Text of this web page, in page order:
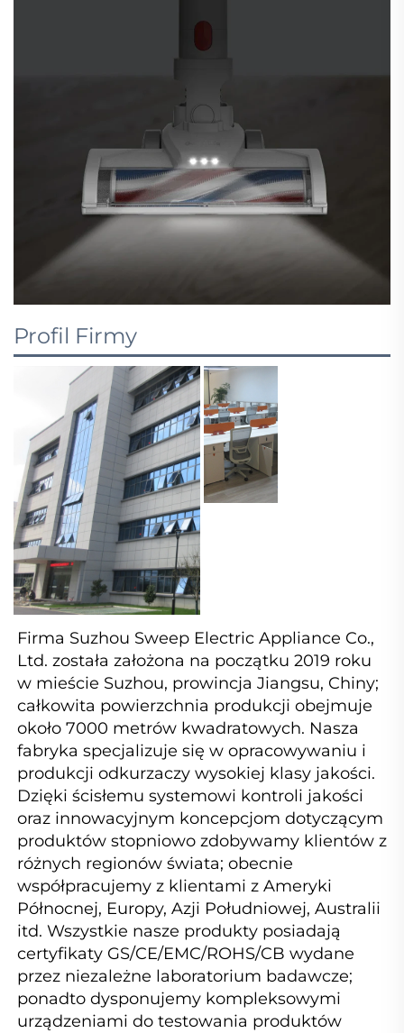
Profil Firmy
Firma Suzhou Sweep Electric Appliance Co.,
Ltd. została założona na początku 2019 roku
w mieście Suzhou, prowincja Jiangsu, Chiny;
całkowita powierzchnia produkcji obejmuje
około 7000 metrów kwadratowych. Nasza
fabryka specjalizuje się w opracowywaniu i
produkcji odkurzaczy wysokiej klasy jakości.
Dzięki ścisłemu systemowi kontroli jakości
oraz innowacyjnym koncepcjom dotyczącym
produktów stopniowo zdobywamy klientów z
różnych regionów świata; obecnie
współpracujemy z klientami z Ameryki
Północnej, Europy, Azji Południowej, Australii
itd. Wszystkie nasze produkty posiadają
certyfikaty GS/CE/EMC/ROHS/CB wydane
przez niezależne laboratorium badawcze;
ponadto dysponujemy kompleksowymi
urządzeniami do testowania produktów